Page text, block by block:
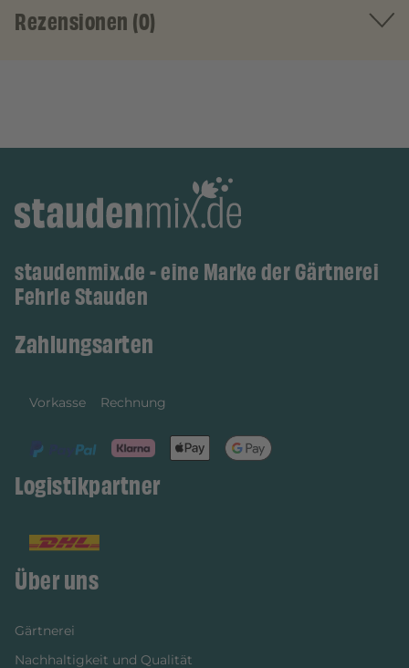
Rezensionen (0)
staudenmix.de - eine Marke der Gärtnerei
Fehrle Stauden
Zahlungsarten
Vorkasse Rechnung
Logistikpartner
Über uns
Gärtnerei
Nachhaltigkeit und Qualität